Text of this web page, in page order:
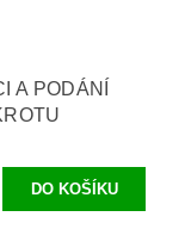
A PODÁNÍ